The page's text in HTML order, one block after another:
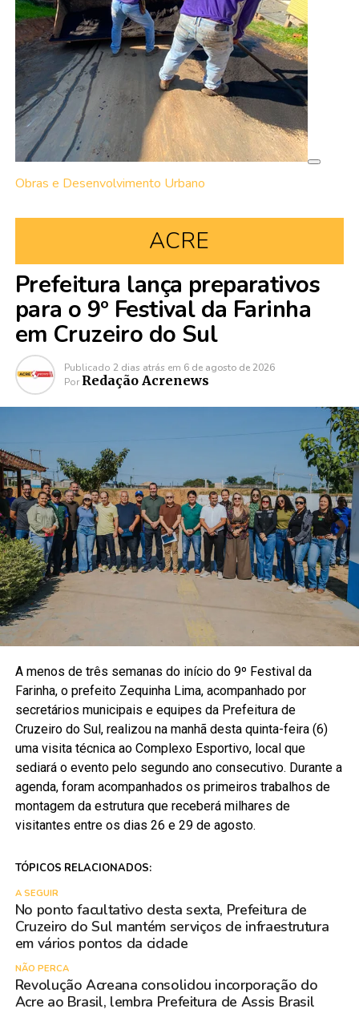
Obras e Desenvolvimento Urbano
ACRE
Prefeitura lança preparativos
para o 9º Festival da Farinha
em Cruzeiro do Sul
Publicado 2 dias atrás em 6 de agosto de 2026
Por Redação Acrenews
A menos de três semanas do início do 9º Festival da
Farinha, o prefeito Zequinha Lima, acompanhado por
secretários municipais e equipes da Prefeitura de
Cruzeiro do Sul, realizou na manhã desta quinta-feira (6)
uma visita técnica ao Complexo Esportivo, local que
sediará o evento pelo segundo ano consecutivo. Durante a
agenda, foram acompanhados os primeiros trabalhos de
montagem da estrutura que receberá milhares de
visitantes entre os dias 26 e 29 de agosto.
TÓPICOS RELACIONADOS:
A SEGUIR
No ponto facultativo desta sexta, Prefeitura de
Cruzeiro do Sul mantém serviços de infraestrutura
em vários pontos da cidade
NÃO PERCA
Revolução Acreana consolidou incorporação do
Acre ao Brasil, lembra Prefeitura de Assis Brasil